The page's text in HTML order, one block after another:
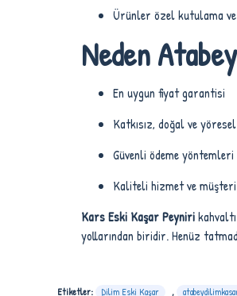
Ürünler özel kutulama
Neden
En uygun fiyat garantisi
Katkısız, doğal ve
Güvenli ödeme yöntemleri
Kaliteli hizmet ve
Kars Eski Kaşar Peyniri
yollarından biridir. Henüz
Etiketler: Dilim Eski Kaşar ,